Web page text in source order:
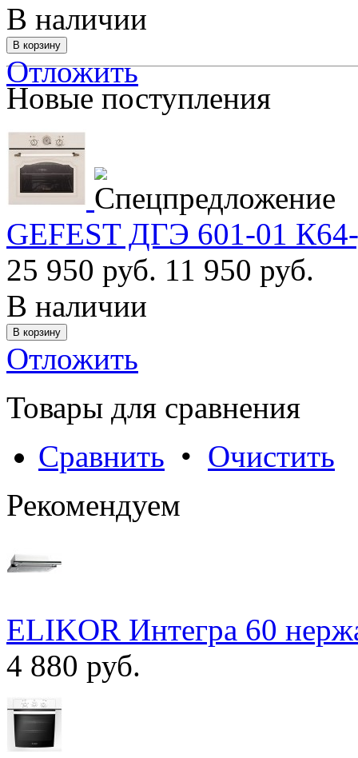
В наличии
Отложить
Новые поступления
GEFEST ДГЭ 601-01
25 950 руб. 11 950 руб.
В наличии
Отложить
Товары для сравнения
Сравнить • Очистить
Рекомендуем
ELIKOR Интегра 60
4 880 руб.